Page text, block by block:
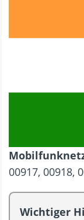
00917, 00918,
Wichtiger